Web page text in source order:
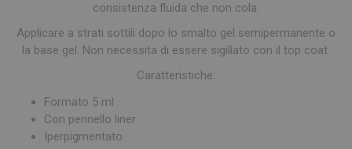
consistenza fluida che non cola.
Applicare a strati sottili dopo lo smalto gel semipermanente o
la base gel. Non necessita di essere sigillato con il top coat.
Caratteristiche:
Formato 5 ml
Con pennello liner
Iperpigmentato